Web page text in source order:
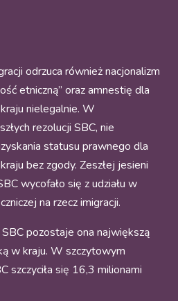
odrzuca również nacjonalizm
etniczną” oraz amnestię dla
nielegalnie. W
rezolucji SBC, nie
statusu prawnego dla
bez zgody. Zeszłej jesieni
wycofało się z udziału w
na rzecz imigracji.
pozostaje ona największą
w kraju. W szczytowym
szczyciła się 16,3 milionami